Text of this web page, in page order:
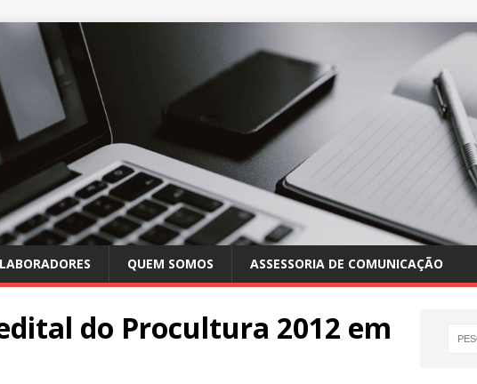
QUEM SOMOS ASSESSORIA DE COMUNICAÇÃO
do Procultura 2012 em